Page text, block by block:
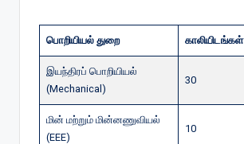
பொறியியல் துறை காலியிடங்கள்
இயந்திரப் பொறியியல்
(Mechanical)
30
மின் மற்றும் மின்னணுவியல்
(EEE)
10